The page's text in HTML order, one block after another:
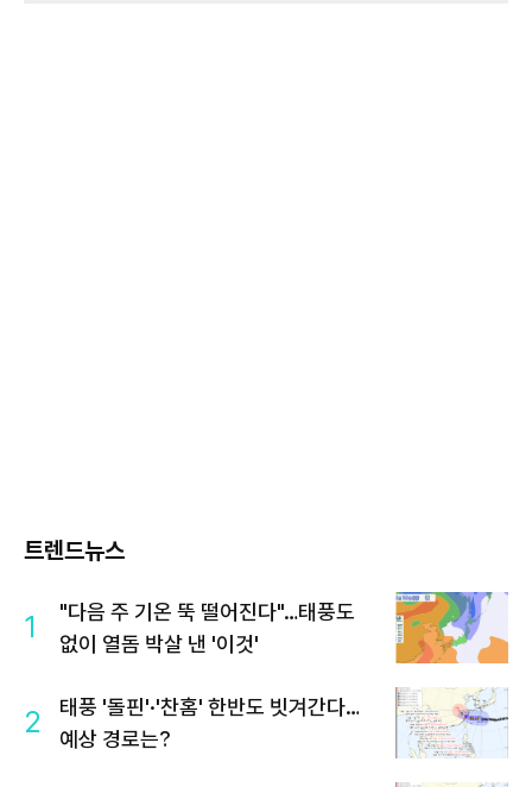
트렌드뉴스
1
"다음 주 기온 뚝 떨어진다"…태풍도
없이 열돔 박살 낸 '이것'
2
태풍 '돌핀'·'찬홈' 한반도 빗겨간다…
예상 경로는?